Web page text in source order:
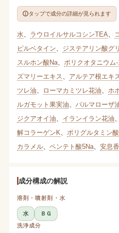
タップで成分の詳細が見られます
水 ラウロイルサルコシンTEA
ピルベタイン
ジステアリン酸グ
スルホン酸Na、 ポリクオタニウム
ズマリーエキス
アルテア根エキ
ツレ油
ローマカミツレ花油 ホ
ルガモット果実油
パルマローザ
ジクアオイ油
イランイラン花油
解コラーゲンK
ポリグルタミン酸
カラメル、 ペンテト酸5Na、 安息
成分構成の解説
溶剤・噴射剤・水
水
ＢＧ
洗浄成分